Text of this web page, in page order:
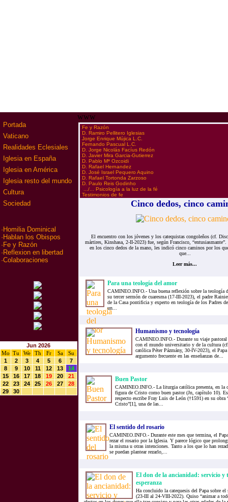
Portada
Vaticano
Realidades Eclesiales
Iglesia en España
Iglesia en América
Iglesia resto del mundo
Cultura
Sociedad
· Homilia Dominical
· Hablan los Obispos
· Fe y Razón
· Reflexion en libertad
·Colaboraciones
Jun 2026
Mo
Tu We Th Fr Sa
Su
1
2 3 4 5 6
7
8
9 10 11 12 13
14
15
16 17 18 19 20
21
22
23 24 25 26 27
28
29
30
www
·Fe y Razón
·D. Ramiro Pellitero Iglesias
·Jorge Enrique Mújica L.C.
·Fernando Pascual L.C.
·D. Jorge Nicolás Facíus Redón
·D. Javier Mira Garcia-Gutierrez
·D. Pablo Mª Ozcoidi
·D. Rafael Hernandez
·D. José Israel Pequero Aquino
·D. Rafael Tortonda Zarzoso
·D. Paulo Reis Godinho
· .../... Psicología a la luz de la fé
·Testimonios de fe
Cinco dedos, cinco
El encuentro con los jóvenes y los catequistas congoleños (cf.
mártires, Kinshasa, 2-II-2023) fue, según Francisco, “entusiasmante”.
en los cinco dedos de la mano, les indicó cinco caminos por los
que...
Leer más...
Para una teología del amor
CAMINEO.INFO.- Una buena reflexión sobre la teología
su tercer sermón de cuaresma (17-III-2023), el padre
de la Casa pontificia y experto en teología de los Padres
un...
Humanismo y tecnología
CAMINEO.INFO.- Durante su viaje pastoral
con el mundo universitario y de la cultura
católica Péter Pázmány, 30-IV-2023), el
argumento frecuente en las enseñanzas de...
Buen Pastor
CAMINEO.INFO.- La liturgia católica presenta, en la
figura de Cristo como buen pastor (Jn, capítulo 10).
respecto escribe Fray Luis de León (†1591) en su obra
Cristo”[1], una de las...
El sentido del rosario
CAMINEO.INFO.- Durante este mes que termina, el
rezar el rosario por la Iglesia. Y parece lógico que
la misma u otras intenciones. Tanto a los que lo han
se puedan plantear rezarlo,...
El don de la ancianidad: servicio y
esperanza
Ha concluido la catequesis del Papa sobre
(23-III al 24-VIII-2022). Quiso “animar a